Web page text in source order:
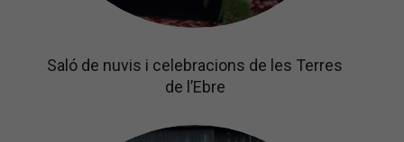
Saló de nuvis i celebracions de les Terres
de l’Ebre